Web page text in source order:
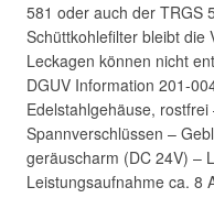
581 oder auch der TRGS
Schüttkohlefilter bleibt die
Leckagen können nicht
DGUV Information 201-
Edelstahlgehäuse,
Spannverschlüssen –
geräuscharm (DC 24V) –
Leistungsaufnahme ca. 8